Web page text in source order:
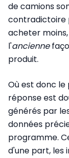
de camions
contradictoire
acheter
l'ancienne
produit.
Où est donc le
réponse est
générés par
données
programme.
d'une part, les